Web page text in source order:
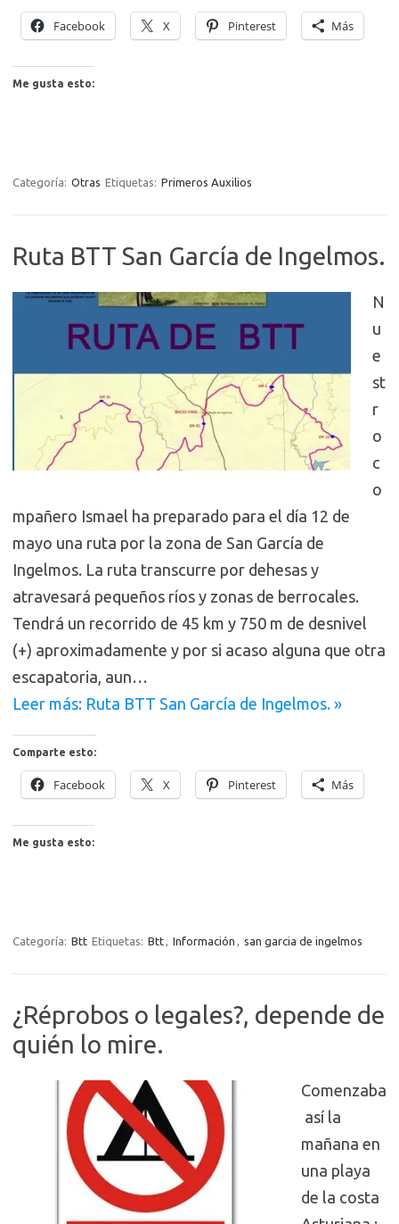
Facebook X Pinterest Más
Me gusta esto:
Categoría: Otras Etiquetas: Primeros Auxilios
Ruta BTT San García de Ingelmos.
N
u
e
st
r
o
c
o
mpañero Ismael ha preparado para el día 12 de
mayo una ruta por la zona de San García de
Ingelmos. La ruta transcurre por dehesas y
atravesará pequeños ríos y zonas de berrocales.
Tendrá un recorrido de 45 km y 750 m de desnivel
(+) aproximadamente y por si acaso alguna que otra
escapatoria, aun…
Leer más: Ruta BTT San García de Ingelmos. »
Comparte esto:
Facebook X Pinterest Más
Me gusta esto:
Categoría: Btt Etiquetas: Btt, Información , san garcia de ingelmos
¿Réprobos o legales?, depende de
quién lo mire.
Comenzaba
así la
mañana en
una playa
de la costa